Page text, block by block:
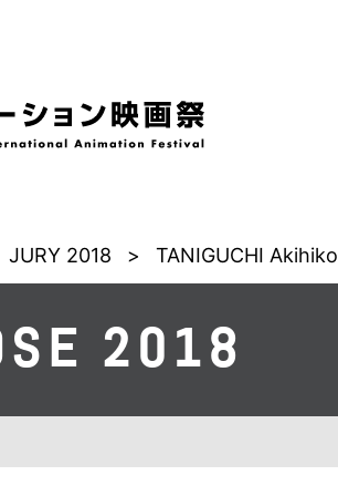
JURY 2018 > TANIGUCHI Akihiko
2018